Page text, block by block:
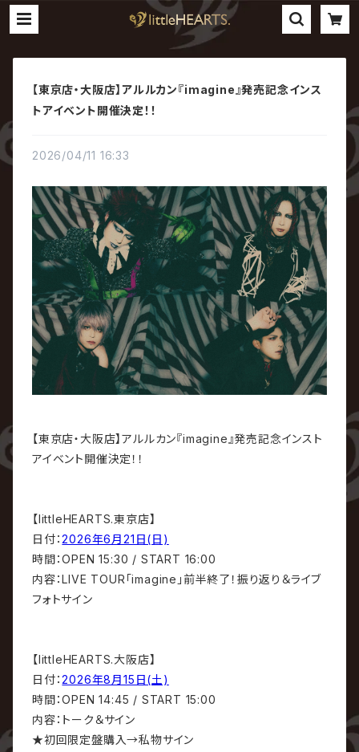
【東京店・大阪店】アルルカン『imagine』発売記念インス
トアイベント開催決定！！
2026/04/11 16:33
【東京店・大阪店】アルルカン『imagine』発売記念インスト
アイベント開催決定！！
【littleHEARTS.東京店】
日付：2026年6月21日(日)
時間：OPEN 15:30 / START 16:00
内容：LIVE TOUR「imagine」前半終了！振り返り＆ライブ
フォトサイン
【littleHEARTS.大阪店】
日付：2026年8月15日(土)
時間：OPEN 14:45 / START 15:00
内容：トーク＆サイン
★初回限定盤購入→私物サイン